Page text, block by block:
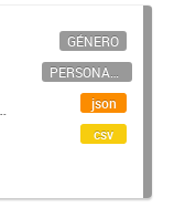
GÉNERO
PERSONAL CIENTÍFICO-TECNOLÓGICO
json
csv